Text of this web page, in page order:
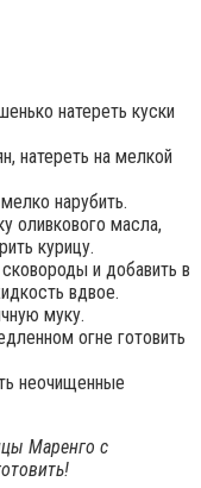
натереть куски
натереть на мелкой
нарубить.
оливкового масла,
курицу.
и добавить в
вдвое.
муку.
огне готовить
неочищенные
Маренго с